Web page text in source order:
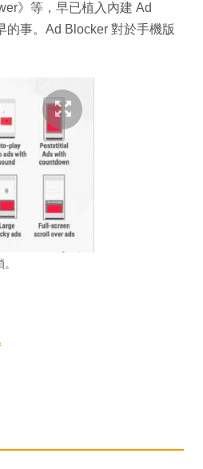
》等，早已植入內建 Ad
的事。Ad Blocker 對於手機版